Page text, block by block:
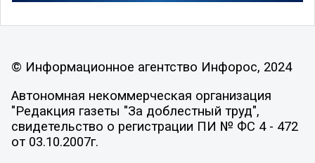
© Информационное агентство Инфорос, 2024
Автономная некоммерческая организация
"Редакция газеты "За доблестный труд",
свидетельство о регистрации ПИ № ФС 4 - 472
от 03.10.2007г.